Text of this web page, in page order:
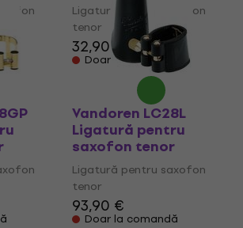
Ligatură pentru saxofon
tenor
32,90 €
Doar la comandă
Vandoren LC28L
Ligatură pentru
saxofon tenor
Ligatură pentru saxofon
tenor
93,90 €
Doar la comandă